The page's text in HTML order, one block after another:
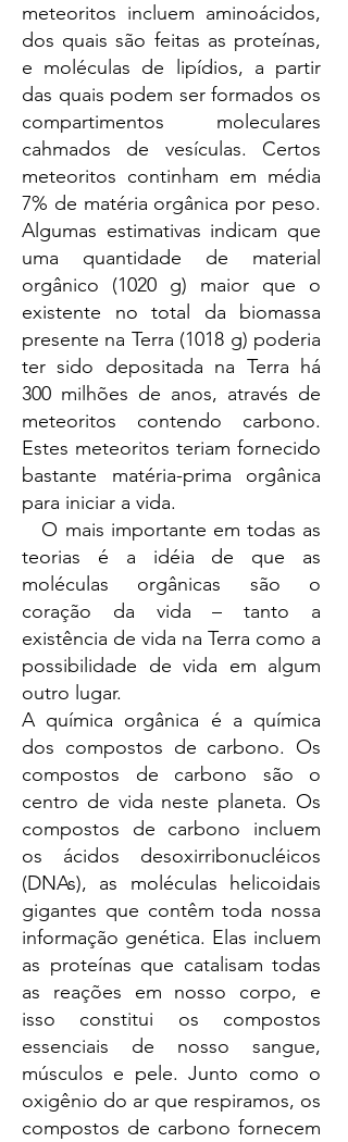
meteoritos incluem aminoácidos,
dos quais são feitas as proteínas,
e moléculas de lipídios, a partir
das quais podem ser formados os
compartimentos moleculares
cahmados de vesículas. Certos
meteoritos continham em média
7% de matéria orgânica por peso.
Algumas estimativas indicam que
uma quantidade de material
orgânico (1020 g) maior que o
existente no total da biomassa
presente na Terra (1018 g) poderia
ter sido depositada na Terra há
300 milhões de anos, através de
meteoritos contendo carbono.
Estes meteoritos teriam fornecido
bastante matéria-prima orgânica
para iniciar a vida.
O mais importante em todas as
teorias é a idéia de que as
moléculas orgânicas são o
coração da vida – tanto a
existência de vida na Terra como a
possibilidade de vida em algum
outro lugar.
A química orgânica é a química
dos compostos de carbono. Os
compostos de carbono são o
centro de vida neste planeta. Os
compostos de carbono incluem
os ácidos desoxirribonucléicos
(DNAs), as moléculas helicoidais
gigantes que contêm toda nossa
informação genética. Elas incluem
as proteínas que catalisam todas
as reações em nosso corpo, e
isso constitui os compostos
essenciais de nosso sangue,
músculos e pele. Junto como o
oxigênio do ar que respiramos, os
compostos de carbono fornecem